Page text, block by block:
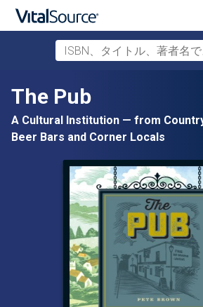
メインコンテンツへスキップ
ISBN、タイトル、著者名で
The Pub
A Cultural Institution — from
Beer Bars and Corner Locals